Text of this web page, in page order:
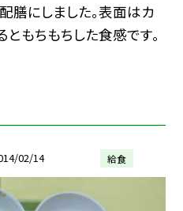
膳にしました。表面はカ
ともちもちした食感です。
02/14 給食